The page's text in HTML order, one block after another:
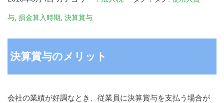
与 損金算入時期 決算賞与
決算賞与のメリット
会社の業績が好調なとき、従業員に決算賞与を支払う場合が